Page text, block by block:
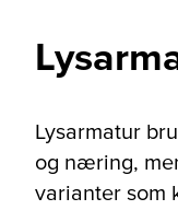
Lysarmatur
og næring,
varianter som